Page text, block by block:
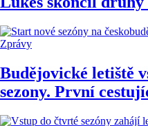
Zprávy
Budějovické letiště
sezony. První